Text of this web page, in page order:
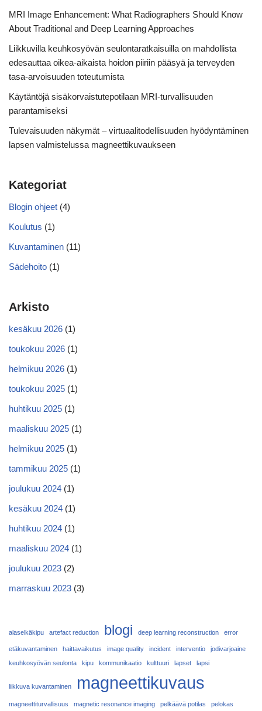
MRI Image Enhancement: What Radiographers Should Know
About Traditional and Deep Learning Approaches
Liikkuvilla keuhkosyövän seulontaratkaisuilla on mahdollista
edesauttaa oikea-aikaista hoidon piiriin pääsyä ja terveyden
tasa-arvoisuuden toteutumista
Käytäntöjä sisäkorvaistutepotilaan MRI-turvallisuuden
parantamiseksi
Tulevaisuuden näkymät – virtuaalitodellisuuden hyödyntäminen
lapsen valmistelussa magneettikuvaukseen
Kategoriat
Blogin ohjeet (4)
Koulutus (1)
Kuvantaminen (11)
Sädehoito (1)
Arkisto
kesäkuu 2026 (1)
toukokuu 2026 (1)
helmikuu 2026 (1)
toukokuu 2025 (1)
huhtikuu 2025 (1)
maaliskuu 2025 (1)
helmikuu 2025 (1)
tammikuu 2025 (1)
joulukuu 2024 (1)
kesäkuu 2024 (1)
huhtikuu 2024 (1)
maaliskuu 2024 (1)
joulukuu 2023 (2)
marraskuu 2023 (3)
alaselkäkipu artefact reduction blogi deep learning reconstruction error
etäkuvantaminen haittavaikutus image quality incident interventio
jodivarjoaine
keuhkosyövän seulonta
kipu kommunikaatio kulttuuri lapset lapsi
liikkuva kuvantaminen magneettikuvaus
magneettiturvallisuus magnetic resonance imaging pelkäävä potilas pelokas